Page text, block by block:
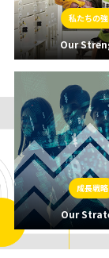
私たちの
Our
成長戦略
Our